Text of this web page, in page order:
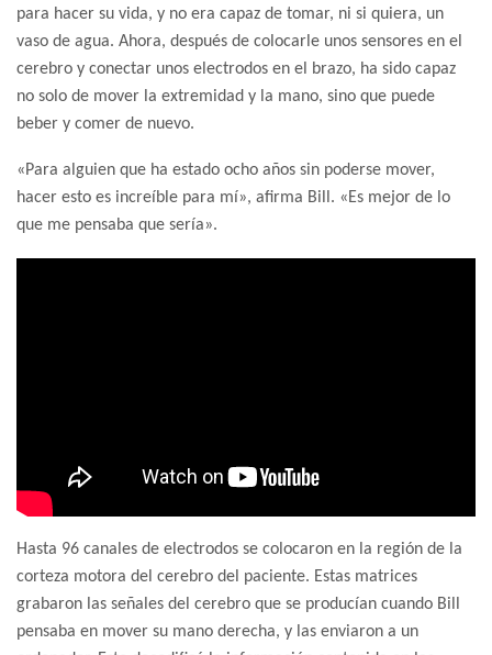
para hacer su vida, y no era capaz de tomar, ni si quiera, un
vaso de agua. Ahora, después de colocarle unos sensores en el
cerebro y conectar unos electrodos en el brazo, ha sido capaz
no solo de mover la extremidad y la mano, sino que puede
beber y comer de nuevo.
«Para alguien que ha estado ocho años sin poderse mover,
hacer esto es increíble para mí», afirma Bill. «Es mejor de lo
que me pensaba que sería».
Hasta 96 canales de electrodos se colocaron en la región de la
corteza motora del cerebro del paciente. Estas matrices
grabaron las señales del cerebro que se producían cuando Bill
pensaba en mover su mano derecha, y las enviaron a un